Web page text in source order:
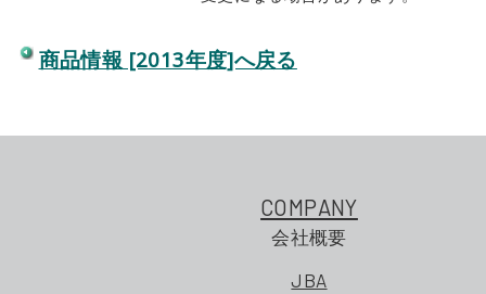
商品情報 [2013年度]へ戻る
COMPANY
会社概要
JBA